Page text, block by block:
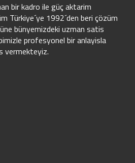
bir kadro ile güç aktarim
Türkiye´ye 1992´den beri çözüm
bünyemizdeki uzman satis
profesyonel bir anlayisla
vermekteyiz.